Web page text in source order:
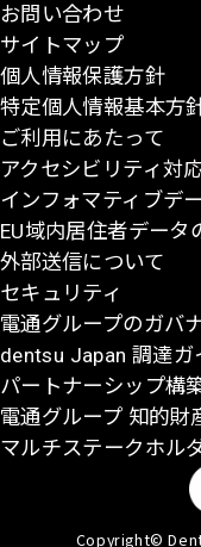
お問い合わせ
サイトマップ
個人情報保護方針
特定個人情報基本方
ご利用にあたって
アクセシビリティ対
インフォマティブデ
EU域内居住者データ
外部送信について
セキュリティ
電通グループのガバ
dentsu Japan 調達ガ
パートナーシップ構
電通グループ 知的財
マルチステークホル
Copyright©